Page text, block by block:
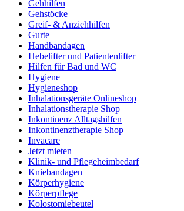
Gehhilfen
Gehstöcke
Greif- & Anziehhilfen
Gurte
Handbandagen
Hebelifter und Patientenlifter
Hilfen für Bad und WC
Hygiene
Hygieneshop
Inhalationsgeräte Onlineshop
Inhalationstherapie Shop
Inkontinenz Alltagshilfen
Inkontinenztherapie Shop
Invacare
Jetzt mieten
Klinik- und Pflegeheimbedarf
Kniebandagen
Körperhygiene
Körperpflege
Kolostomiebeutel